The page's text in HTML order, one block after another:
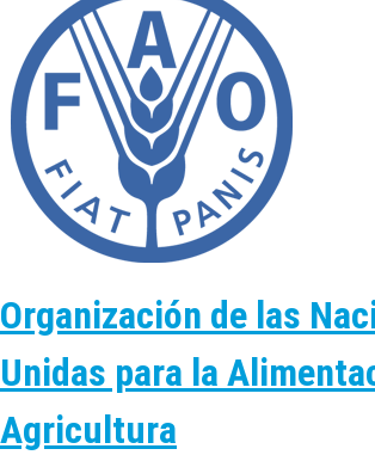
Organización de las
Unidas para la
Agricultura